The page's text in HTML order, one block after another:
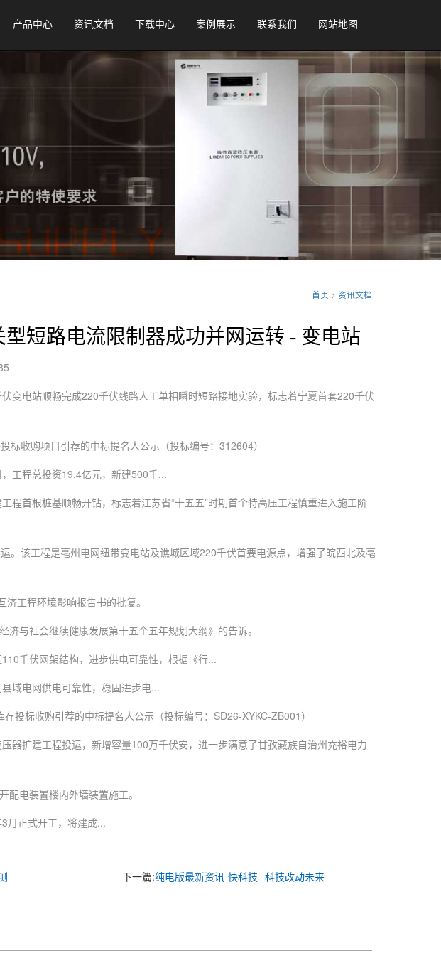
产品中心 资讯文档 下载中心 案例展示 联系我们 网站地图
首页 > 资讯文档
短路电流限制器成功并网运转 - 变电站
电站顺畅完成220千伏线路人工单相瞬时短路接地实验，标志着宁夏首套220千伏
收购项目引荐的中标提名人公示（投标编号：312604）
程总投资19.4亿元，新建500千...
首根桩基顺畅开钻，标志着江苏省“十五五”时期首个特高压工程慎重进入施工阶
该工程是亳州电网纽带变电站及谯城区域220千伏首要电源点，增强了皖西北及亳
工程环境影响报告书的批复。
与社会继续健康发展第十五个五年规划大纲》的告诉。
千伏网架结构，进步供电可靠性，根据《行...
域电网供电可靠性，稳固进步电...
标收购引荐的中标提名人公示（投标编号：SD26-XYKC-ZB001）
扩建工程投运，新增容量100万千伏安，进一步满意了甘孜藏族自治州充裕电力
电装置楼内外墙装置施工。
正式开工，将建成...
下一篇:纯电版最新资讯-快科技--科技改动未来